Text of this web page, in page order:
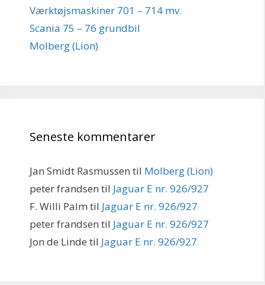
Værktøjsmaskiner 701 – 714 mv.
Scania 75 – 76 grundbil
Molberg (Lion)
Seneste kommentarer
Jan Smidt Rasmussen til Molberg (Lion)
peter frandsen til Jaguar E nr. 926/927
F. Willi Palm til Jaguar E nr. 926/927
peter frandsen til Jaguar E nr. 926/927
Jon de Linde til Jaguar E nr. 926/927